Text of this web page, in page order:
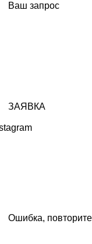
Ваш запрос
ЗАЯВКА
Ошибка, повторите